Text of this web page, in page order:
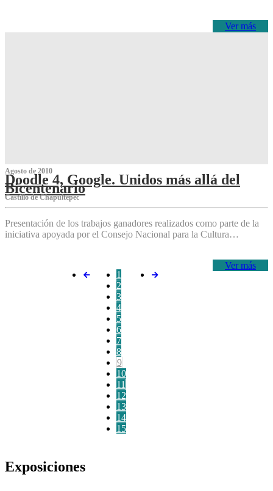
Ver más
Agosto de 2010
Doodle 4, Google. Unidos más allá del
Bicentenario
Castillo de Chapultepec
Presentación de los trabajos ganadores realizados como parte de la
iniciativa apoyada por el Consejo Nacional para la Cultura…
Ver más
1
2
3
4
5
6
7
8
9
10
11
12
13
14
15
Exposiciones